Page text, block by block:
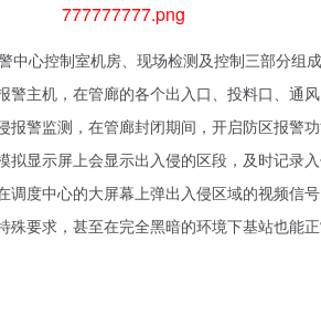
中心控制室机房、现场检测及控制三部分组
警主机，在管廊的各个出入口、投料口、通
报警监测， 在管廊封闭期间，开启防区报警功
拟显示屏上会显示出入侵的区段，及时记录
调度中心的大屏幕上弹出入侵区域的视频信
要求，甚至在完全黑暗的环境下基站也能正